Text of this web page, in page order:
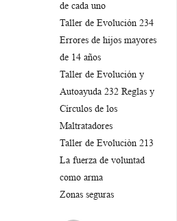
de cada uno
Taller de Evolución 234
Errores de hijos mayores
de 14 años
Taller de Evolución y
Autoayuda 232 Reglas y
Círculos de los
Maltratadores
Taller de Evoluciòn 213
La fuerza de voluntad
como arma
Zonas seguras